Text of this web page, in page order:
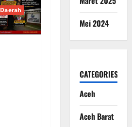
Daerah
Mei 2024
CATEGORIES
Aceh
Aceh Barat